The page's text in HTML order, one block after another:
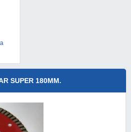
SUPER 180MM.